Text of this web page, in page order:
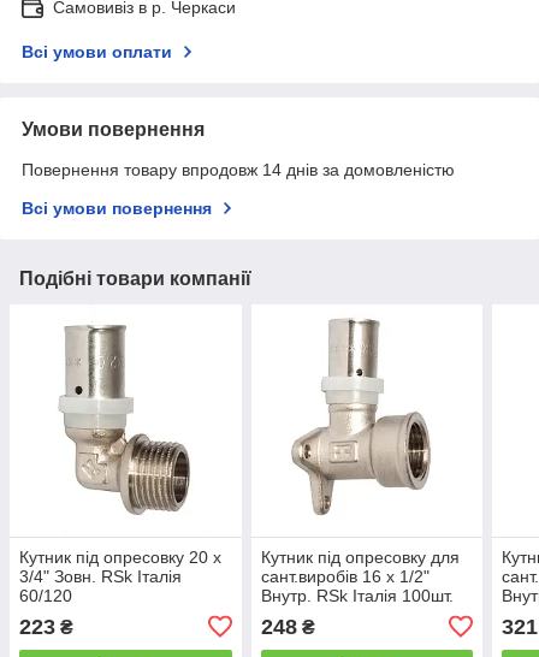
Самовивіз в р. Черкаси
Всі умови оплати
Умови повернення
Повернення товару впродовж 14 днів за домовленістю
Всі умови повернення
Подібні товари компанії
Кутник під опресовку 20 х
3/4" Зовн. RSk Італія
60/120
223 ₴
Кутник під опресовку для
сант.виробів 16 х 1/2"
Внутр. RSk Італія 100шт.
248₴ 321